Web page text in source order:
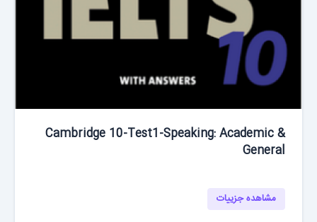
Cambridge 10-Test1-Speaking: Academic &
General
مشاهده جزییات